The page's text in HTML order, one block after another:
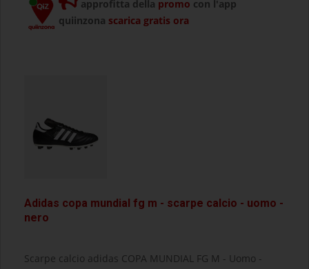
approfitta della promo con l'app
quiinzona scarica gratis ora
Adidas copa mundial fg m - scarpe calcio - uomo -
nero
Scarpe calcio adidas COPA MUNDIAL FG M - Uomo -